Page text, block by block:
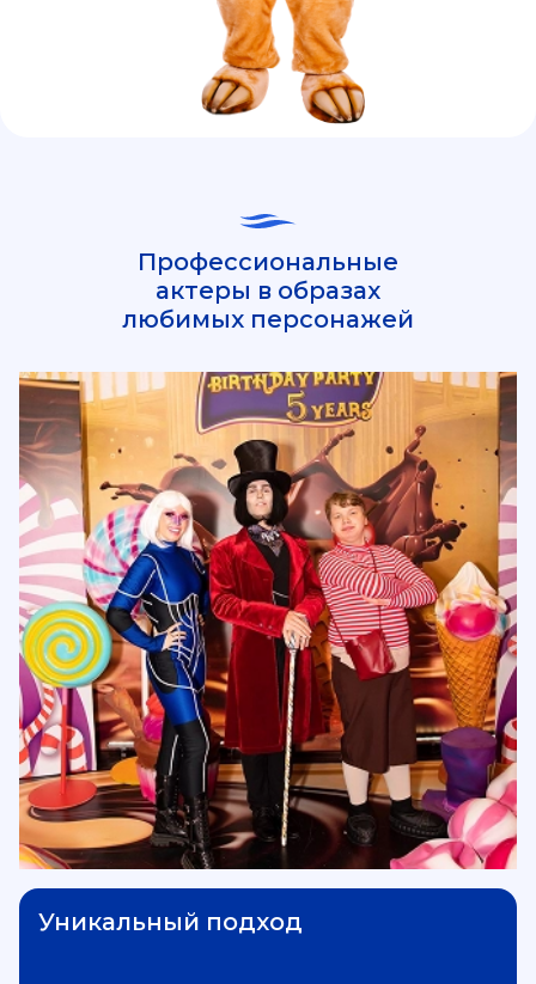
Профессиональные
актеры в образах
любимых персонажей
Уникальный подход